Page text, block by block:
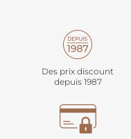
Des prix discount
depuis 1987